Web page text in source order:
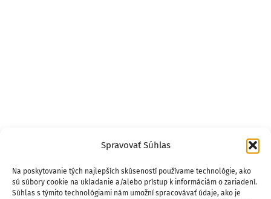
Spravovať Súhlas
Na poskytovanie tých najlepších skúseností používame technológie, ako
sú súbory cookie na ukladanie a/alebo prístup k informáciám o zariadení.
Súhlas s týmito technológiami nám umožní spracovávať údaje, ako je